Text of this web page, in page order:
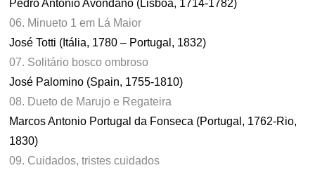
Pedro Antonio Avondano (Lisboa, 1714-1782)
06. Minueto 1 em Lá Maior
José Totti (Itália, 1780 – Portugal, 1832)
07. Solitário bosco ombroso
José Palomino (Spain, 1755-1810)
08. Dueto de Marujo e Regateira
Marcos Antonio Portugal da Fonseca (Portugal, 1762-Rio,
1830)
09. Cuidados, tristes cuidados